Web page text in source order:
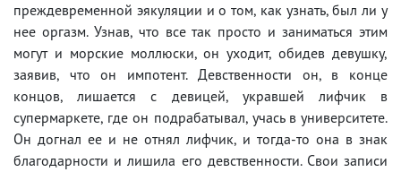
преждевременной эякуляции и о том, как узнать, был ли у
нее оргазм. Узнав, что все так просто и заниматься этим
могут и морские моллюски, он уходит, обидев девушку,
заявив, что он импотент. Девственности он, в конце
концов, лишается с девицей, укравшей лифчик в
супермаркете, где он подрабатывал, учась в университете.
Он догнал ее и не отнял лифчик, и тогда-то она в знак
благодарности и лишила его девственности. Свои записи